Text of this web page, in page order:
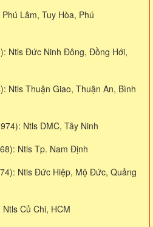
Lâm, Tuy Hòa, Phú
Ntls Đức Ninh Đông, Đồng Hới,
Ntls Thuận Giao, Thuận An, Bình
Ntls DMC, Tây Ninh
Ntls Tp. Nam Định
Ntls Đức Hiệp, Mộ Đức, Quảng
Ntls Củ Chi, HCM